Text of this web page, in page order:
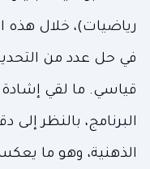
رياضيات)، خلال هذه
في حل عدد من
قياسي. ما لقي
البرنامج، بالنظر
الذهنية، وهو ما